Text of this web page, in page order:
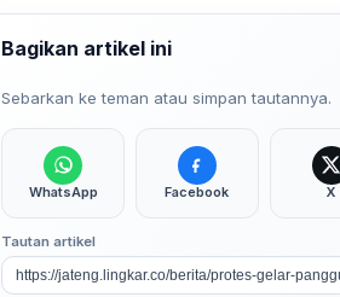
Bagikan artikel ini
Sebarkan ke teman atau simpan tautannya.
WhatsApp Facebook X
Tautan artikel